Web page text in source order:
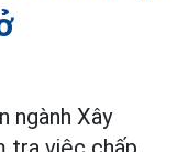
ngành Xây